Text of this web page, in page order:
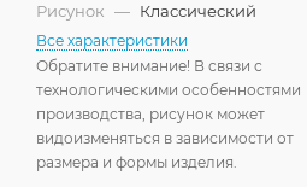
Рисунок — Классический
Все характеристики
Обратите внимание! В связи с
технологическими особенностями
производства, рисунок может
видоизменяться в зависимости от
размера и формы изделия.